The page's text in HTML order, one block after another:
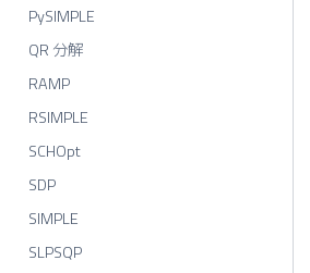
PySIMPLE
QR 分解
RAMP
RSIMPLE
SCHOpt
SDP
SIMPLE
SLPSQP